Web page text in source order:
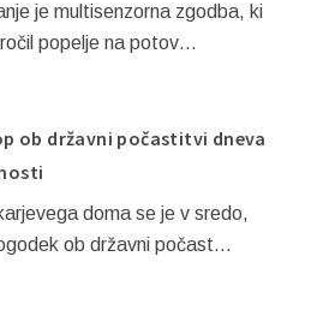
je multisenzorna zgodba, ki
popelje na potov…
ob državni počastitvi dneva
doma se je v sredo,
ob državni počast…